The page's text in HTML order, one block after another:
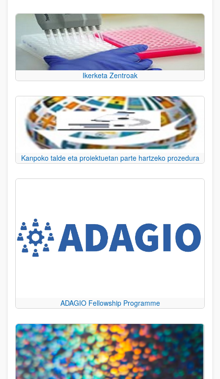
Ikerketa Zentroak
Kanpoko talde eta proiektuetan parte hartzeko prozedura
ADAGIO Fellowship Programme